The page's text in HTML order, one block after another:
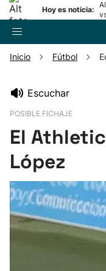
Hoy es noticia:
Pelota
Remo
Baloncesto
Inicio Fútbol
Escuchar
POSIBLE FICHAJE
El
López